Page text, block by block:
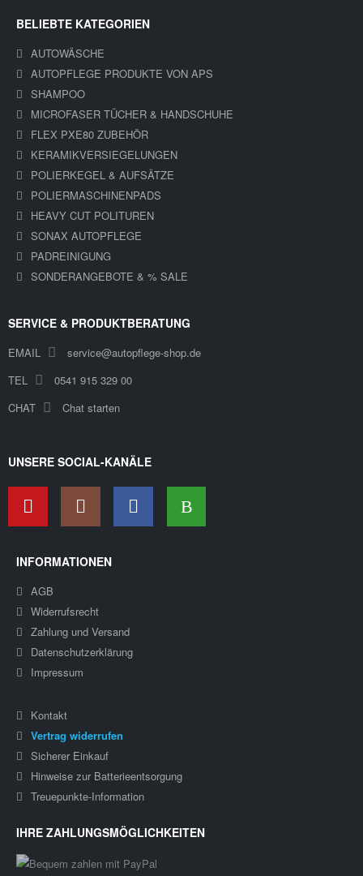
BELIEBTE KATEGORIEN
AUTOWÄSCHE
AUTOPFLEGE PRODUKTE VON APS
SHAMPOO
MICROFASER TÜCHER & HANDSCHUHE
FLEX PXE80 ZUBEHÖR
KERAMIKVERSIEGELUNGEN
POLIERKEGEL & AUFSÄTZE
POLIERMASCHINENPADS
HEAVY CUT POLITUREN
SONAX AUTOPFLEGE
PADREINIGUNG
SONDERANGEBOTE & % SALE
SERVICE & PRODUKTBERATUNG
EMAIL
service@autopflege-shop.de
TEL
0541 915 329 00
CHAT
Chat starten
UNSERE SOCIAL-KANÄLE
INFORMATIONEN
AGB
Widerrufsrecht
Zahlung und Versand
Datenschutzerklärung
Impressum
Kontakt
Vertrag widerrufen
Sicherer Einkauf
Hinweise zur Batterieentsorgung
Treuepunkte-Information
IHRE ZAHLUNGSMÖGLICHKEITEN